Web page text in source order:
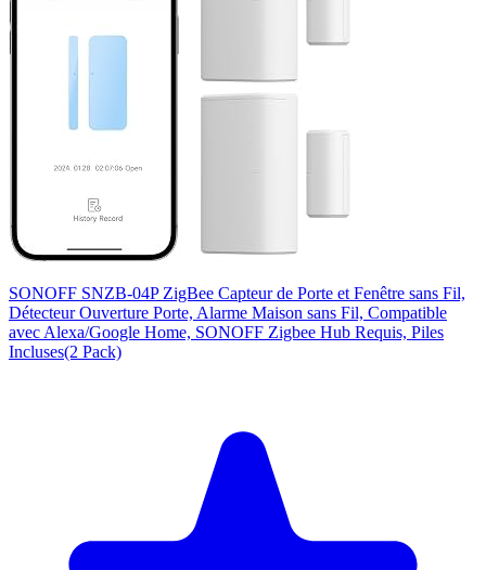
SONOFF SNZB-04P ZigBee Capteur de Porte et Fenêtre sans Fil,
Détecteur Ouverture Porte, Alarme Maison sans Fil, Compatible
avec Alexa/Google Home, SONOFF Zigbee Hub Requis, Piles
Incluses(2 Pack)